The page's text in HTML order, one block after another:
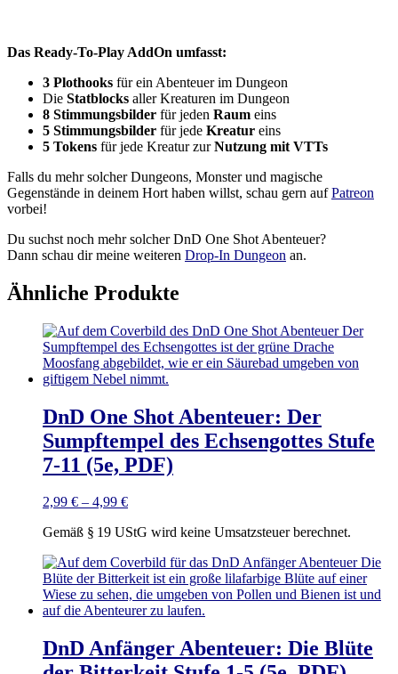
Das Ready-To-Play AddOn umfasst:
3 Plothooks für ein Abenteuer im Dungeon
Die Statblocks aller Kreaturen im Dungeon
8 Stimmungsbilder für jeden Raum eins
5 Stimmungsbilder für jede Kreatur eins
5 Tokens für jede Kreatur zurNutzung mit VTTs
Falls du mehr solcher Dungeons, Monster und magische
Gegenstände in deinem Hort haben willst, schau gern aufPatreon
vorbei!
Du suchst noch mehr solcher DnD One Shot Abenteuer?
Dann schau dir meine weiteren Drop-In Dungeon an.
Ähnliche Produkte
DnD One Shot Abenteuer: Der
Sumpftempel des Echsengottes Stufe
7-11 (5e, PDF)
2,99 € – 4,99 €
Gemäß § 19 UStG wird keine Umsatzsteuer berechnet.
DnD Anfänger Abenteuer: Die Blüte